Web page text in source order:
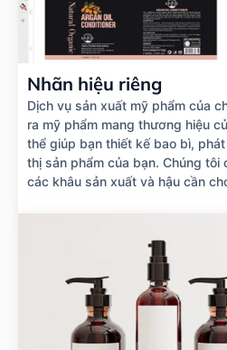
Nhãn hiệu riêng
Dịch vụ sản xuất mỹ phẩm của
ra mỹ phẩm mang thương hiệu
thể giúp bạn thiết kế bao bì,
thị sản phẩm của bạn. Chúng
các khâu sản xuất và hậu cần